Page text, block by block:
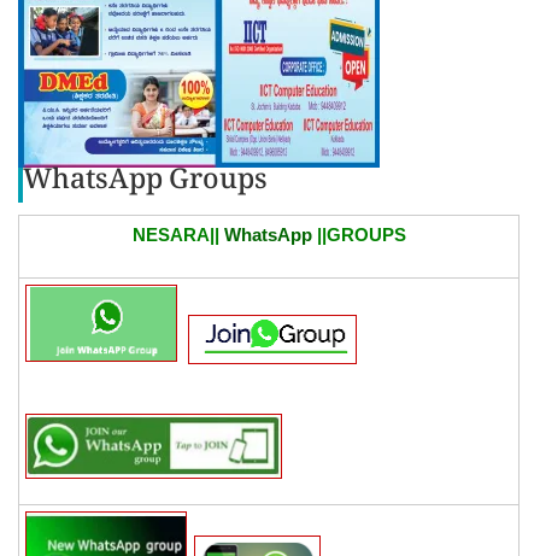
WhatsApp Groups
NESARA|| WhatsApp||GROUPS